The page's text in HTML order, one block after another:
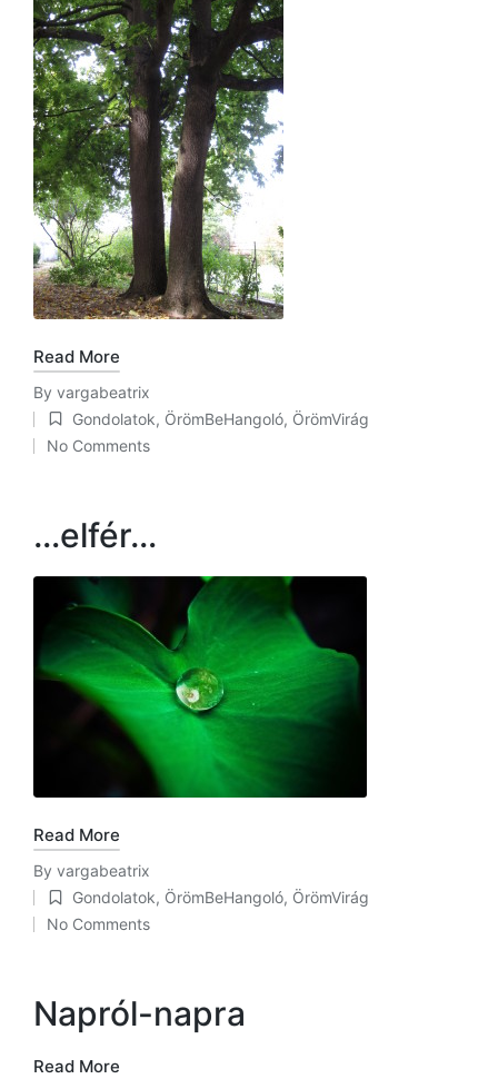
Read More
Posted
by
By vargabeatrix
Posted
in
Gondolatok, ÖrömBeHangoló, ÖrömVirág
No Comments
…elfér…
Read More
Posted
by
By vargabeatrix
Posted
in
Gondolatok, ÖrömBeHangoló, ÖrömVirág
No Comments
Napról-napra
Read More